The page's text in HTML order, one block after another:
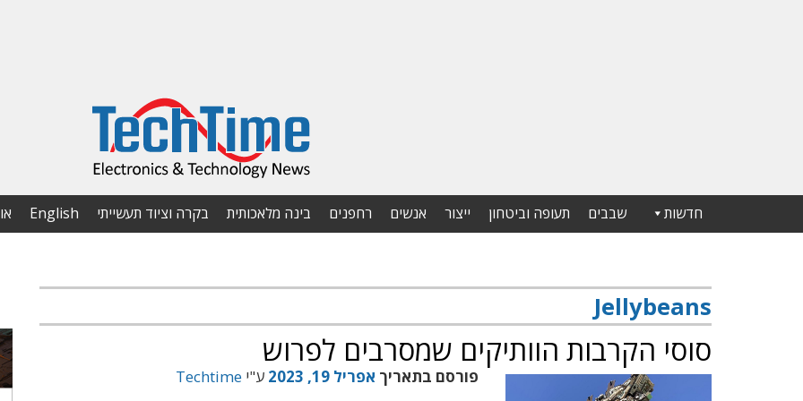
חדשות שבבים תעופה וביטחון ייצור אנשים רחפנים בינה מלאכותית בקרה וציוד תעשייתי English
Jellybeans
סוסי הקרבות הוותיקים שמסרבים לפרוש
פורסם בתאריך אפריל 19, 2023 ע"י Techtime